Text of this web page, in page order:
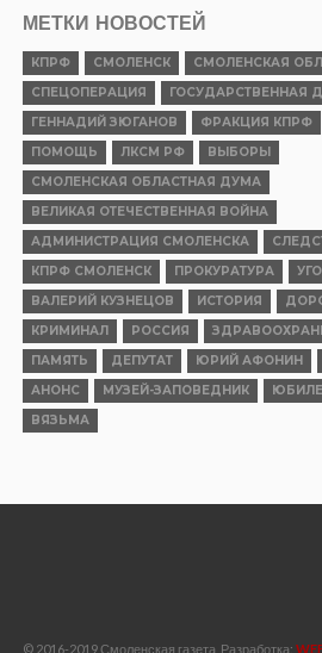
МЕТКИ НОВОСТЕЙ
КПРФ СМОЛЕНСК СМОЛЕНСКАЯ
СПЕЦОПЕРАЦИЯ
ГОСУДАРСТВЕННАЯ
ГЕННАДИЙ ЗЮГАНОВ
ФРАКЦИЯ КПРФ
ПОМОЩЬ
ЛКСМ РФ
ВЫБОРЫ
СМОЛЕНСКАЯ ОБЛАСТНАЯ ДУМА
ВЕЛИКАЯ ОТЕЧЕСТВЕННАЯ ВОЙНА
АДМИНИСТРАЦИЯ СМОЛЕНСКА
КПРФ СМОЛЕНСК
ПРОКУРАТУРА
ВАЛЕРИЙ КУЗНЕЦОВ
ИСТОРИЯ
КРИМИНАЛ
РОССИЯ
ПАМЯТЬ
ДЕПУТАТ ЮРИЙ АФОНИН
АНОНС
МУЗЕЙ-ЗАПОВЕДНИК
ВЯЗЬМА
© 2016-2019 Смоленская газета, Разработка: